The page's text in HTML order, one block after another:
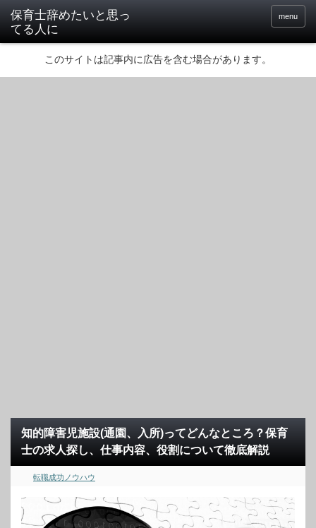
保育士辞めたいと思っ
てる人に
menu
このサイトは記事内に広告を含む場合があります。
知的障害児施設(通園、入所)ってどんなところ？保育
士の求人探し、仕事内容、役割について徹底解説
転職成功ノウハウ